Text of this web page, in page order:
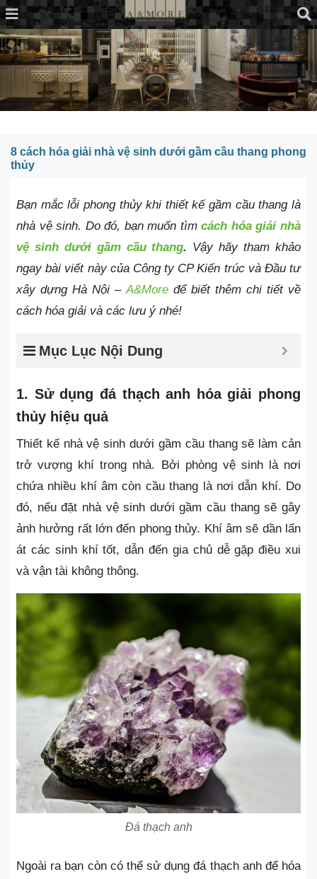
8 cách hóa giải nhà vệ sinh dưới gầm cầu thang phong
thủy
Bạn mắc lỗi phong thủy khi thiết kế gầm cầu thang là
nhà vệ sinh. Do đó, bạn muốn tìmcách hóa giải nhà
vệ sinh dưới gầm cầu thang. Vậy hãy tham khảo
ngay bài viết này của Công ty CP Kiến trúc và Đầu tư
xây dựng Hà Nội – A&More để biết thêm chi tiết về
cách hóa giải và các lưu ý nhé!
Mục Lục Nội Dung
1. Sử dụng đá thạch anh hóa giải phong
thủy hiệu quả
Thiết kế nhà vệ sinh dưới gầm cầu thang sẽ làm cản
trở vượng khí trong nhà. Bởi phòng vệ sinh là nơi
chứa nhiều khí âm còn cầu thang là nơi dẫn khí. Do
đó, nếu đặt nhà vệ sinh dưới gầm cầu thang sẽ gây
ảnh hưởng rất lớn đến phong thủy. Khí âm sẽ dần lấn
át các sinh khí tốt, dẫn đến gia chủ dễ gặp điều xui
và vận tài không thông.
Đá thạch anh
Ngoài ra bạn còn có thể sử dụng đá thạch anh để hóa